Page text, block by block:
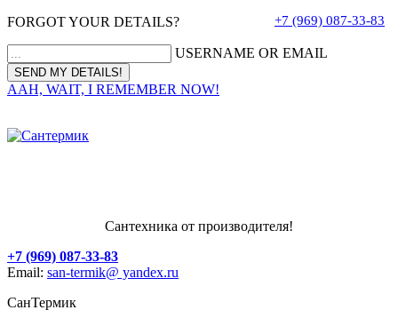
FORGOT YOUR DETAILS?
USERNAME OR EMAIL
AAH, WAIT, I REMEMBER NOW!
+7 (969) 087-33-83
Сантехника от производителя!
+7 (969) 087-33-83
Email: san-termik@ yandex.ru
СанТермик